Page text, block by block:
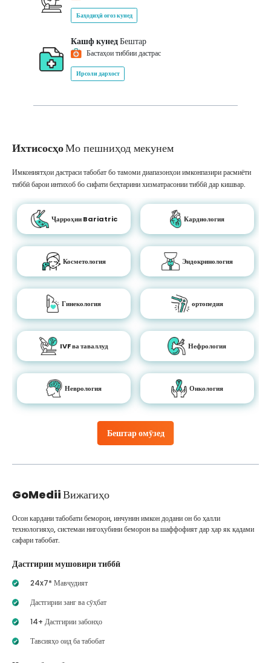
Баҳодиҳӣ оғоз кунед
Кашф кунедБештар
Бастаҳои тиббии дастрас
Ирсоли дархост
ИхтисосҳоМо пешниҳод мекунем
Бештар омӯзед
Имкониятҳои дастраси табобат бо тамоми диапазонҳои имконпазири расмиёти
тиббӣ барои интихоб бо сифати беҳтарини хизматрасонии тиббӣ дар кишвар.
Ҷарроҳии Bariatric Кардиология
Косметология Эндокринология
Гинекология ортопедия
IVF ва таваллуд Нефрология
Неврология Онкология
GoMediiВижагиҳо
Осон кардани табобати беморон, инчунин имкон додани он бо ҳалли
технологияҳо, системаи нигоҳубини беморон ва шаффофият дар ҳар як қадами
сафари табобат.
Дастгирии мушовири тиббӣ
24x7* Мавҷудият
Дастгирии занг ва сӯҳбат
14+ Дастгирии забонҳо
Тавсияҳо оид ба табобат